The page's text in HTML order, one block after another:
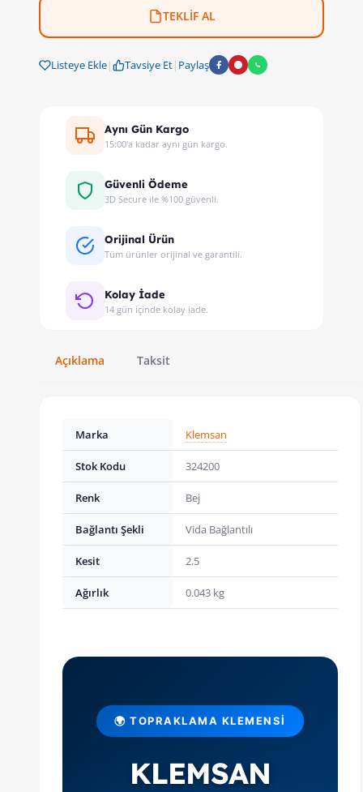
TEKLİF AL
Listeye Ekle| Tavsiye Et| Paylaş
Aynı Gün Kargo
15:00'a kadar aynı gün kargo.
Güvenli Ödeme
3D Secure ile %100 güvenli.
Orijinal Ürün
Tüm ürünler orijinal ve garantili.
Kolay İade
14 gün içinde kolay iade.
Açıklama Taksit
Marka Klemsan
Stok Kodu 324200
Renk Bej
Bağlantı Şekli Vida Bağlantılı
Kesit 2.5
Ağırlık 0.043 kg
🌍 TOPRAKLAMA KLEMENSI
KLEMSAN